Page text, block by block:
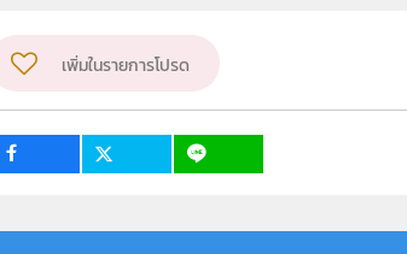
กลุ่มเป้าหมาย
เพิ่มในรายการโปรด